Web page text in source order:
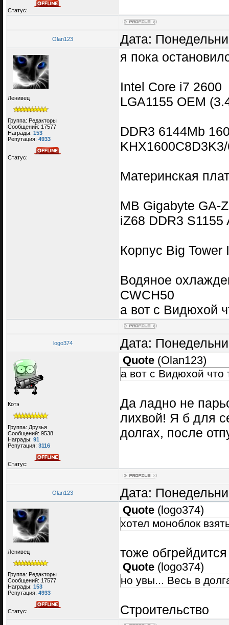
Статус:
Olan123 Дата:
Ленивец
Группа: Редакторы
Сообщений: 17577
Награды: 153
Репутация: 4933
Статус:
я пока
Intel Core i7 2600
LGA1155 OEM
DDR3 6144Mb
Материнская
MB Gigabyte GA-
iZ68 DDR3 S1155
Корпус Big
Водяное
CWCH50
а вот с Видюхой
logo374 Дата:
Котэ
Группа: Друзья
Сообщений: 9538
Награды: 91
Репутация: 3116
Статус:
Quote (Olan123)
а вот с Видюхой что
Да ладно не
лихвой! Я б для
долгах, после
Olan123 Дата:
Ленивец
Группа: Редакторы
Сообщений: 17577
Награды: 153
Репутация: 4933
Статус:
Quote ( logo374)
хотел моноблок
тоже
Quote ( logo374)
но увы... Весь в
Строительство